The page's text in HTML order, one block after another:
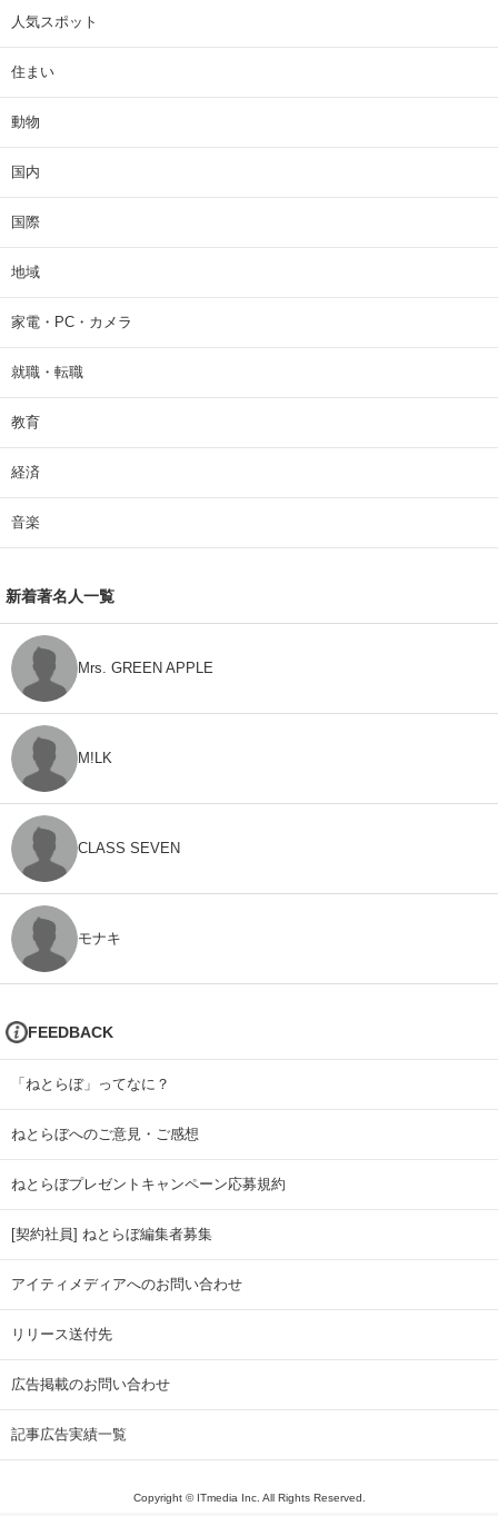
人気スポット
住まい
動物
国内
国際
地域
家電・PC・カメラ
就職・転職
教育
経済
音楽
新着著名人一覧
Mrs. GREEN APPLE
M!LK
CLASS SEVEN
モナキ
FEEDBACK
「ねとらぼ」ってなに？
ねとらぼへのご意見・ご感想
ねとらぼプレゼントキャンペーン応募規約
[契約社員] ねとらぼ編集者募集
アイティメディアへのお問い合わせ
リリース送付先
広告掲載のお問い合わせ
記事広告実績一覧
Copyright © ITmedia Inc. All Rights Reserved.